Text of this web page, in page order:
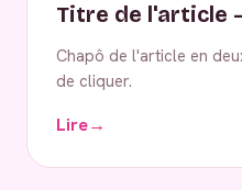
Titre de l'article
Chapô de l'article en
de cliquer.
Lire→